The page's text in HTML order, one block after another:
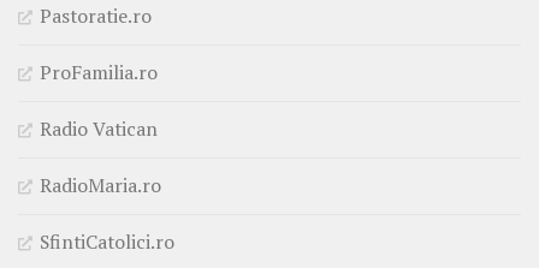
Pastoratie.ro
ProFamilia.ro
Radio Vatican
RadioMaria.ro
SfintiCatolici.ro